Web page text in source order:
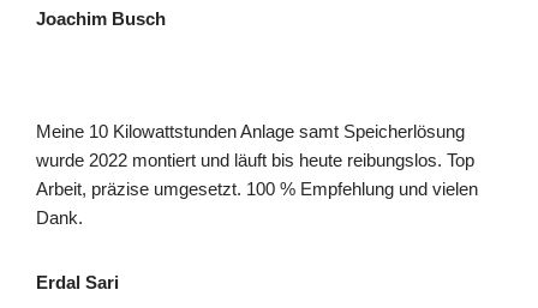
Joachim Busch
Meine 10 Kilowattstunden Anlage samt Speicherlösung
wurde 2022 montiert und läuft bis heute reibungslos. Top
Arbeit, präzise umgesetzt. 100 % Empfehlung und vielen
Dank.
Erdal Sari